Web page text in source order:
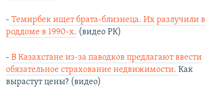
- Темирбек ищет брата-близнеца. Их разлучили в
роддоме в 1990-х. (видео РК)
- В Казахстане из-за паводков предлагают ввести
обязательное страхование недвижимости. Как
вырастут цены? (видео)